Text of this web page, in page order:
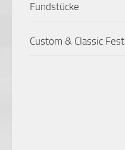
Fundstücke
Custom & Classic Fest